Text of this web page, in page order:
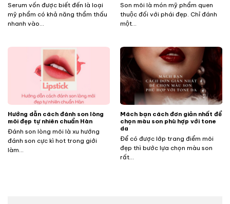
Serum vốn được biết đến là loại
mỹ phẩm có khả năng thẩm thấu
nhanh vào...
Son môi là món mỹ phẩm quen
thuộc đối với phái đẹp. Chỉ đánh
một...
Hướng dẫn cách đánh son lòng
môi đẹp tự nhiên chuẩn Hàn
Đánh son lòng môi là xu hướng
đánh son cực kì hot trong giới
làm...
Mách bạn cách đơn giản nhất để
chọn màu son phù hợp với tone
da
Để có được lớp trang điểm môi
đẹp thì bước lựa chọn màu son
rất...